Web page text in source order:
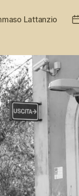
Lattanzio